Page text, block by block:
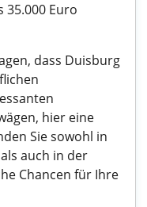
35.000 Euro
dass Duisburg
hier eine
Sie sowohl in
auch in der
Chancen für Ihre